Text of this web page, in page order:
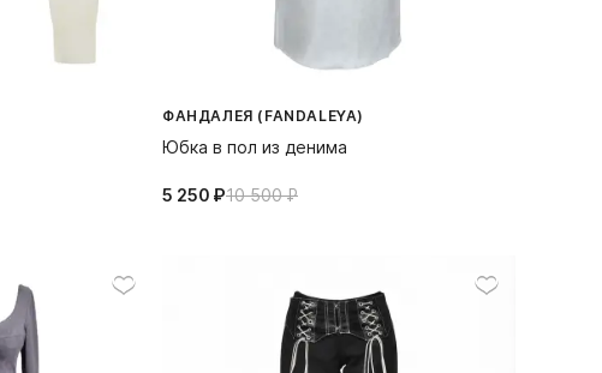
ФАНДАЛЕЯ (FANDALEYA)
Юбка в пол из денима
5 250⁠ ⁠₽10 500⁠ ⁠₽